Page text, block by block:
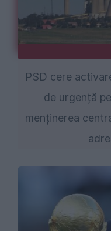
PSD cere
de urgență
menținerea